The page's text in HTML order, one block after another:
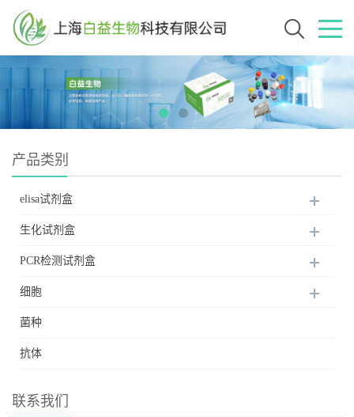
产品类别
elisa试剂盒
生化试剂盒
PCR检测试剂盒
细胞
菌种
抗体
联系我们